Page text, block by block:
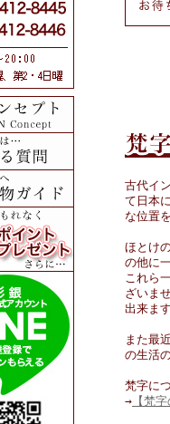
古代イ
て日本
な位置
ほとけ
の他に
これら
ざいま
出来ます
また最
の生活
梵字に
→ 【梵